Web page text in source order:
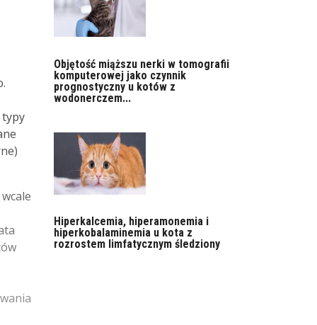
Objętość miąższu nerki w tomografii
komputerowej jako czynnik
prognostyczny u kotów z
wodonerczem...
Hiperkalcemia, hiperamonemia i
hiperkobalaminemia u kota z
rozrostem limfatycznym śledziony